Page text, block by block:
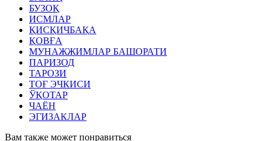
БУЗОҚ
ИСМЛАР
ҚИСҚИЧБАҚА
ҚОВҒА
МУНАЖЖИМЛАР БАШОРАТИ
ПАРИЗОД
ТАРОЗИ
ТОҒ ЭЧКИСИ
ЎҚОТАР
ЧАЁН
ЭГИЗАКЛАР
Вам также может понравиться